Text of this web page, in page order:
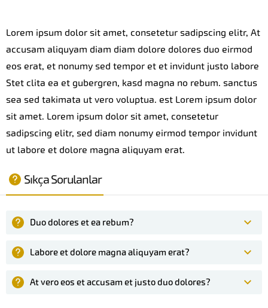
Lorem ipsum dolor sit amet, consetetur sadipscing elitr, At
accusam aliquyam diam diam dolore dolores duo eirmod
eos erat, et nonumy sed tempor et et invidunt justo labore
Stet clita ea et gubergren, kasd magna no rebum. sanctus
sea sed takimata ut vero voluptua. est Lorem ipsum dolor
sit amet. Lorem ipsum dolor sit amet, consetetur
sadipscing elitr, sed diam nonumy eirmod tempor invidunt
ut labore et dolore magna aliquyam erat.
Sıkça Sorulanlar
Duo dolores et ea rebum?
Labore et dolore magna aliquyam erat?
At vero eos et accusam et justo duo dolores?